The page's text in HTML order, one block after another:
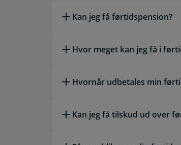
Kan jeg få førtidspension?
Hvor meget kan jeg få i
Hvornår udbetales min
Kan jeg få tilskud ud over